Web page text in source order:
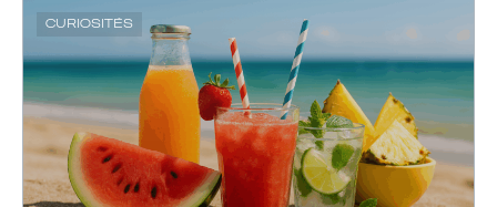
CURIOSITÉS